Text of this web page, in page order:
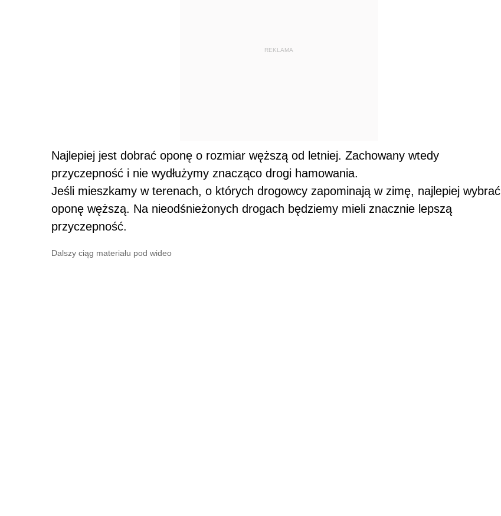
REKLAMA
Najlepiej jest dobrać oponę o rozmiar węższą od letniej. Zachowany wtedy
przyczepność i nie wydłużymy znacząco drogi hamowania.
Jeśli mieszkamy w terenach, o których drogowcy zapominają w zimę, najlepiej wybrać
oponę węższą. Na nieodśnieżonych drogach będziemy mieli znacznie lepszą
przyczepność.
Dalszy ciąg materiału pod wideo